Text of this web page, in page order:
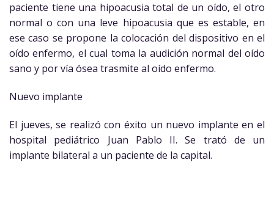
paciente tiene una hipoacusia total de un oído, el otro
normal o con una leve hipoacusia que es estable, en
ese caso se propone la colocación del dispositivo en el
oído enfermo, el cual toma la audición normal del oído
sano y por vía ósea trasmite al oído enfermo.
Nuevo implante
El jueves, se realizó con éxito un nuevo implante en el
hospital pediátrico Juan Pablo II. Se trató de un
implante bilateral a un paciente de la capital.